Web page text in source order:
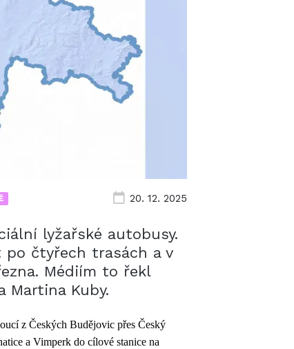
20. 12. 2025
lyžařské autobusy.
po čtyřech trasách a v
Médiím to řekl
Martina Kuby.
z Českých Budějovic přes Český
a Vimperk do cílové stanice na